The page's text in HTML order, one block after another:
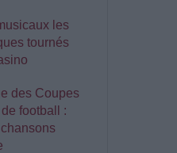
les
tournés
des Coupes
football :